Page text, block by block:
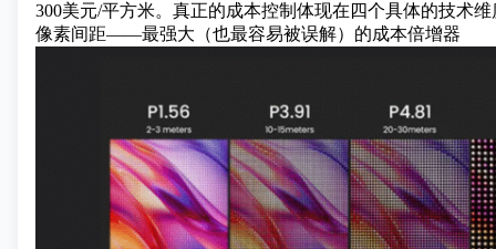
300美元/平方米。真正的成本控制体现在四个具体的技术维
像素间距——最强大（也最容易被误解）的成本倍增器